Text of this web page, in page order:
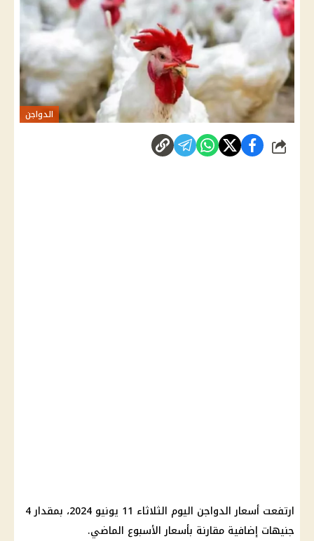
الدواجن
شارك
ارتفعت أسعار الدواجن اليوم الثلاثاء 11 يونيو 2024، بمقدار 4
جنيهات إضافية مقارنة بأسعار الأسبوع الماضي.